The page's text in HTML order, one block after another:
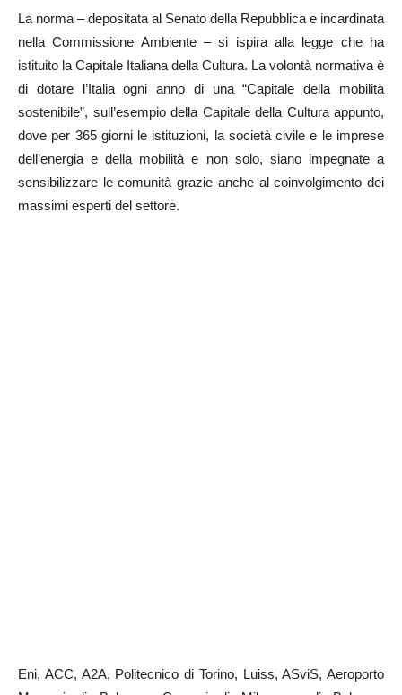
La norma – depositata al Senato della Repubblica e incardinata
nella Commissione Ambiente – si ispira alla legge che ha
istituito la Capitale Italiana della Cultura. La volontà normativa è
di dotare l’Italia ogni anno di una “Capitale della mobilità
sostenibile”, sull’esempio della Capitale della Cultura appunto,
dove per 365 giorni le istituzioni, la società civile e le imprese
dell’energia e della mobilità e non solo, siano impegnate a
sensibilizzare le comunità grazie anche al coinvolgimento dei
massimi esperti del settore.
Eni, ACC, A2A, Politecnico di Torino, Luiss, ASviS, Aeroporto